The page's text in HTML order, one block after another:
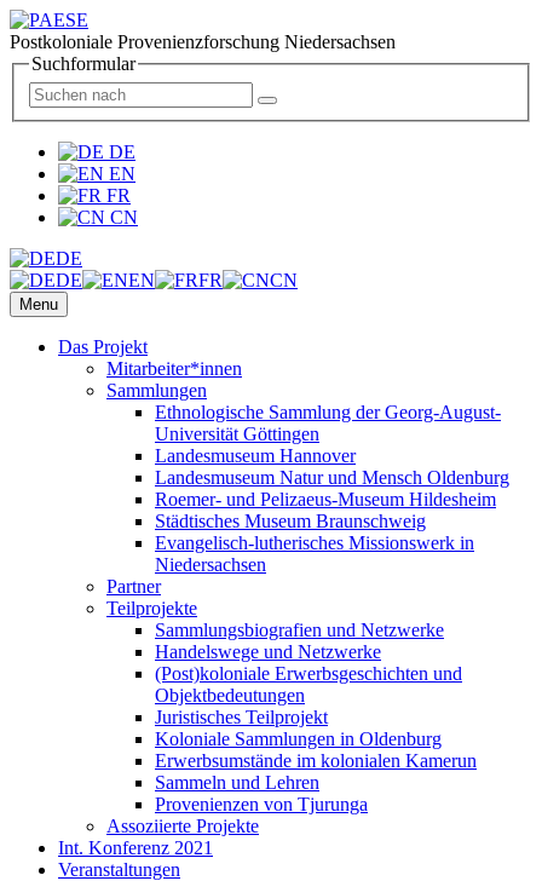
Postkoloniale Provenienzforschung Niedersachsen
Suchformular
DE
EN
FR
CN
DE
DE
EN FR CN
Menu
Das Projekt
Mitarbeiter*innen
Sammlungen
Ethnologische Sammlung der Georg-August-
Universität Göttingen
Landesmuseum Hannover
Landesmuseum Natur und Mensch Oldenburg
Roemer- und Pelizaeus-Museum Hildesheim
Städtisches Museum Braunschweig
Evangelisch-lutherisches Missionswerk in
Niedersachsen
Partner
Teilprojekte
Sammlungsbiografien und Netzwerke
Handelswege und Netzwerke
(Post)koloniale Erwerbsgeschichten und
Objektbedeutungen
Juristisches Teilprojekt
Koloniale Sammlungen in Oldenburg
Erwerbsumstände im kolonialen Kamerun
Sammeln und Lehren
Provenienzen von Tjurunga
Assoziierte Projekte
Int. Konferenz 2021
Veranstaltungen